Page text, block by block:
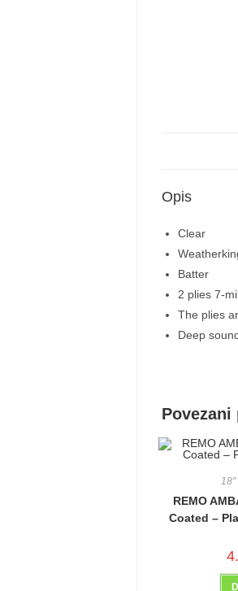
Opis
Clear
Batter
2 plies 7-
The plies
Deep
18''
REMO
Coated –